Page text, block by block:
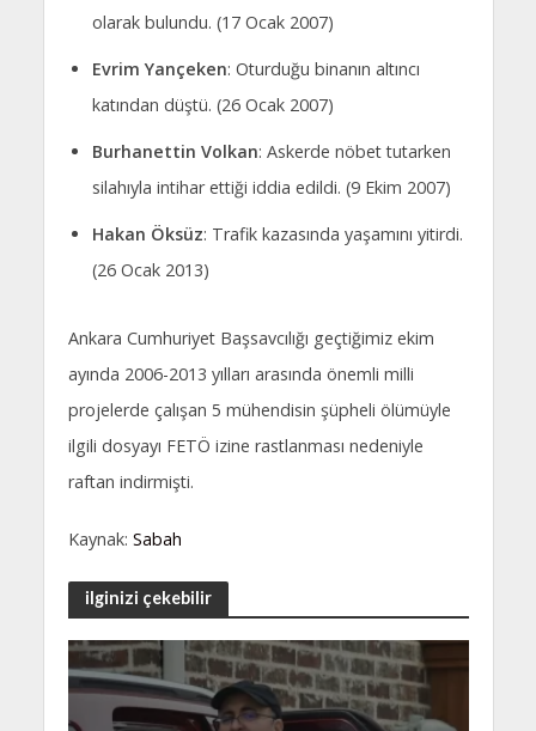
olarak bulundu. (17 Ocak 2007)
Evrim Yançeken: Oturduğu binanın altıncı
katından düştü. (26 Ocak 2007)
Burhanettin Volkan: Askerde nöbet tutarken
silahıyla intihar ettiği iddia edildi. (9 Ekim 2007)
Hakan Öksüz: Trafik kazasında yaşamını yitirdi.
(26 Ocak 2013)
Ankara Cumhuriyet Başsavcılığı geçtiğimiz ekim
ayında 2006-2013 yılları arasında önemli milli
projelerde çalışan 5 mühendisin şüpheli ölümüyle
ilgili dosyayı FETÖ izine rastlanması nedeniyle
raftan indirmişti.
Kaynak: Sabah
ilginizi çekebilir